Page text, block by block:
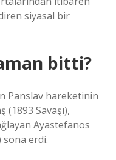
siyasal bir
bitti?
Panslav hareketinin
(1893 Savaşı),
Ayastefanos
sona erdi.